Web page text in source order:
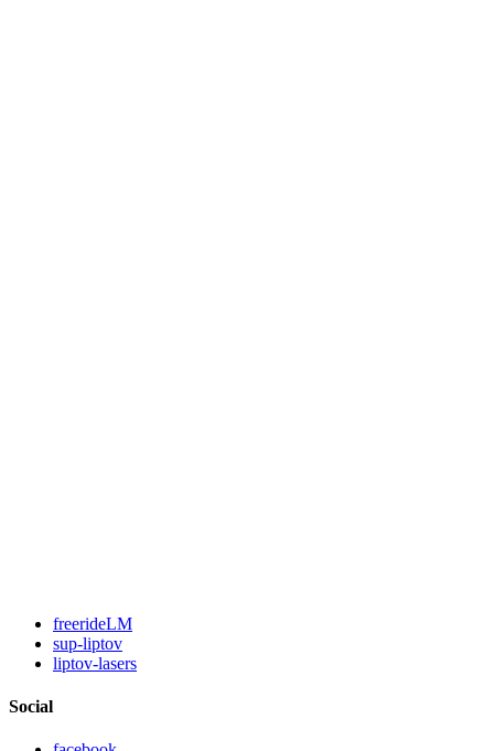
freerideLM
sup-liptov
liptov-lasers
Social